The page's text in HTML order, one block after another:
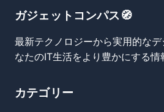
ガジェットコンパス🧭
最新テクノロジーから実用的な
なたのIT生活をより豊かにする情
カテゴリー